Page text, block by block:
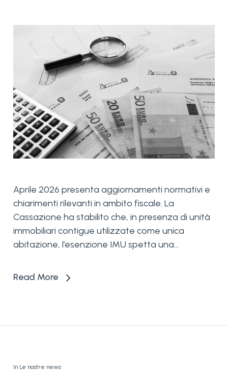
Aprile 2026 presenta aggiornamenti normativi e
chiarimenti rilevanti in ambito fiscale. La
Cassazione ha stabilito che, in presenza di unità
immobiliari contigue utilizzate come unica
abitazione, l’esenzione IMU spetta una...
Read More
In Le nostre news